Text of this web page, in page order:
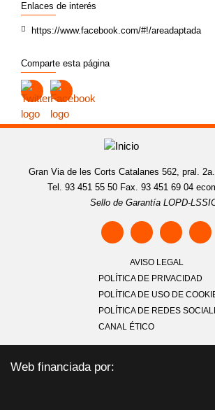
Enlaces de interés
https://www.facebook.com/#!/areadaptada
Comparte esta página
Gran Via de les Corts Catalanes 562, pral.
Tel. 93 451 55 50 Fax. 93 451 69 04
Sello de Garantía LOPD-
AVISO LEGAL
POLÍTICA DE PRIVACIDAD
POLÍTICA DE USO DE
POLÍTICA DE REDES
CANAL ÉTICO
Web financiada por: